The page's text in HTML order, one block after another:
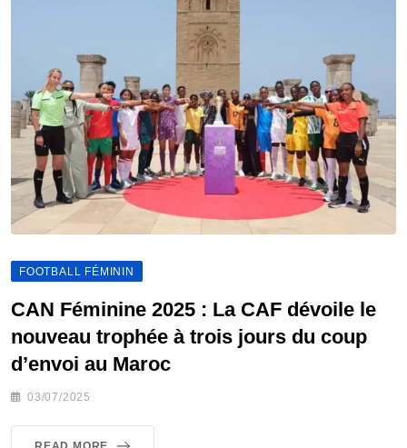
FOOTBALL FÉMININ
CAN Féminine 2025 : La CAF dévoile le
nouveau trophée à trois jours du coup
d’envoi au Maroc
03/07/2025